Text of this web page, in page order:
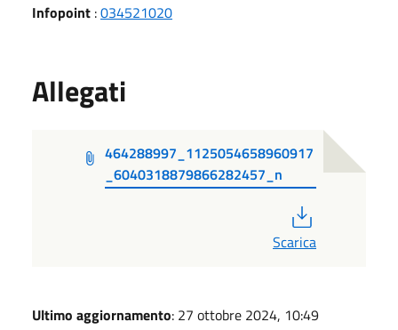
Infopoint :034521020
Allegati
464288997_1125054658960917
_6040318879866282457_n
Scarica
Ultimo aggiornamento: 27 ottobre 2024, 10:49